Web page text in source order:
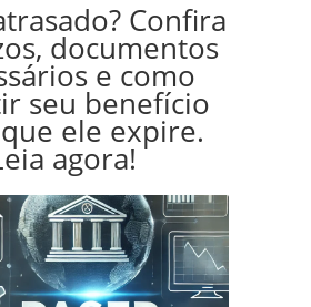
Confira
documentos
e como
seu benefício
ele expire.
agora!